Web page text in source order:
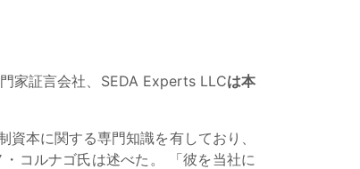
家証言会社、SEDA Experts LLCは本
本に関する専門知識を有しており、
コルナゴ氏は述べた。 「彼を当社に